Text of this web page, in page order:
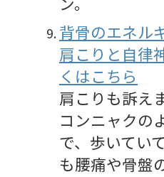
背骨のエネル
肩こりと自
くはこちら
肩こりも訴え
コンニャクの
で、歩いてい
も腰痛や骨盤